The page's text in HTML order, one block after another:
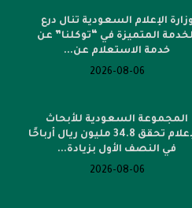
وزارة الإعلام السعودية تنال درع
المتميزة في “توكلنا” عن
خدمة الاستعلام عن...
2026-08-06
المجموعة السعودية للأبحاث
والإعلام تحقق 34.8 مليون ريال أرباحًا
في النصف الأول بزيادة...
2026-08-06